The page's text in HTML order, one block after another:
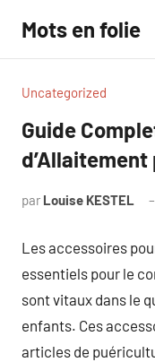
contenu
Mots en folie
Uncategorized
Guide
par Louise KESTEL
Les accessoires
essentiels pour le
sont vitaux dans le
enfants. Ces
articles de